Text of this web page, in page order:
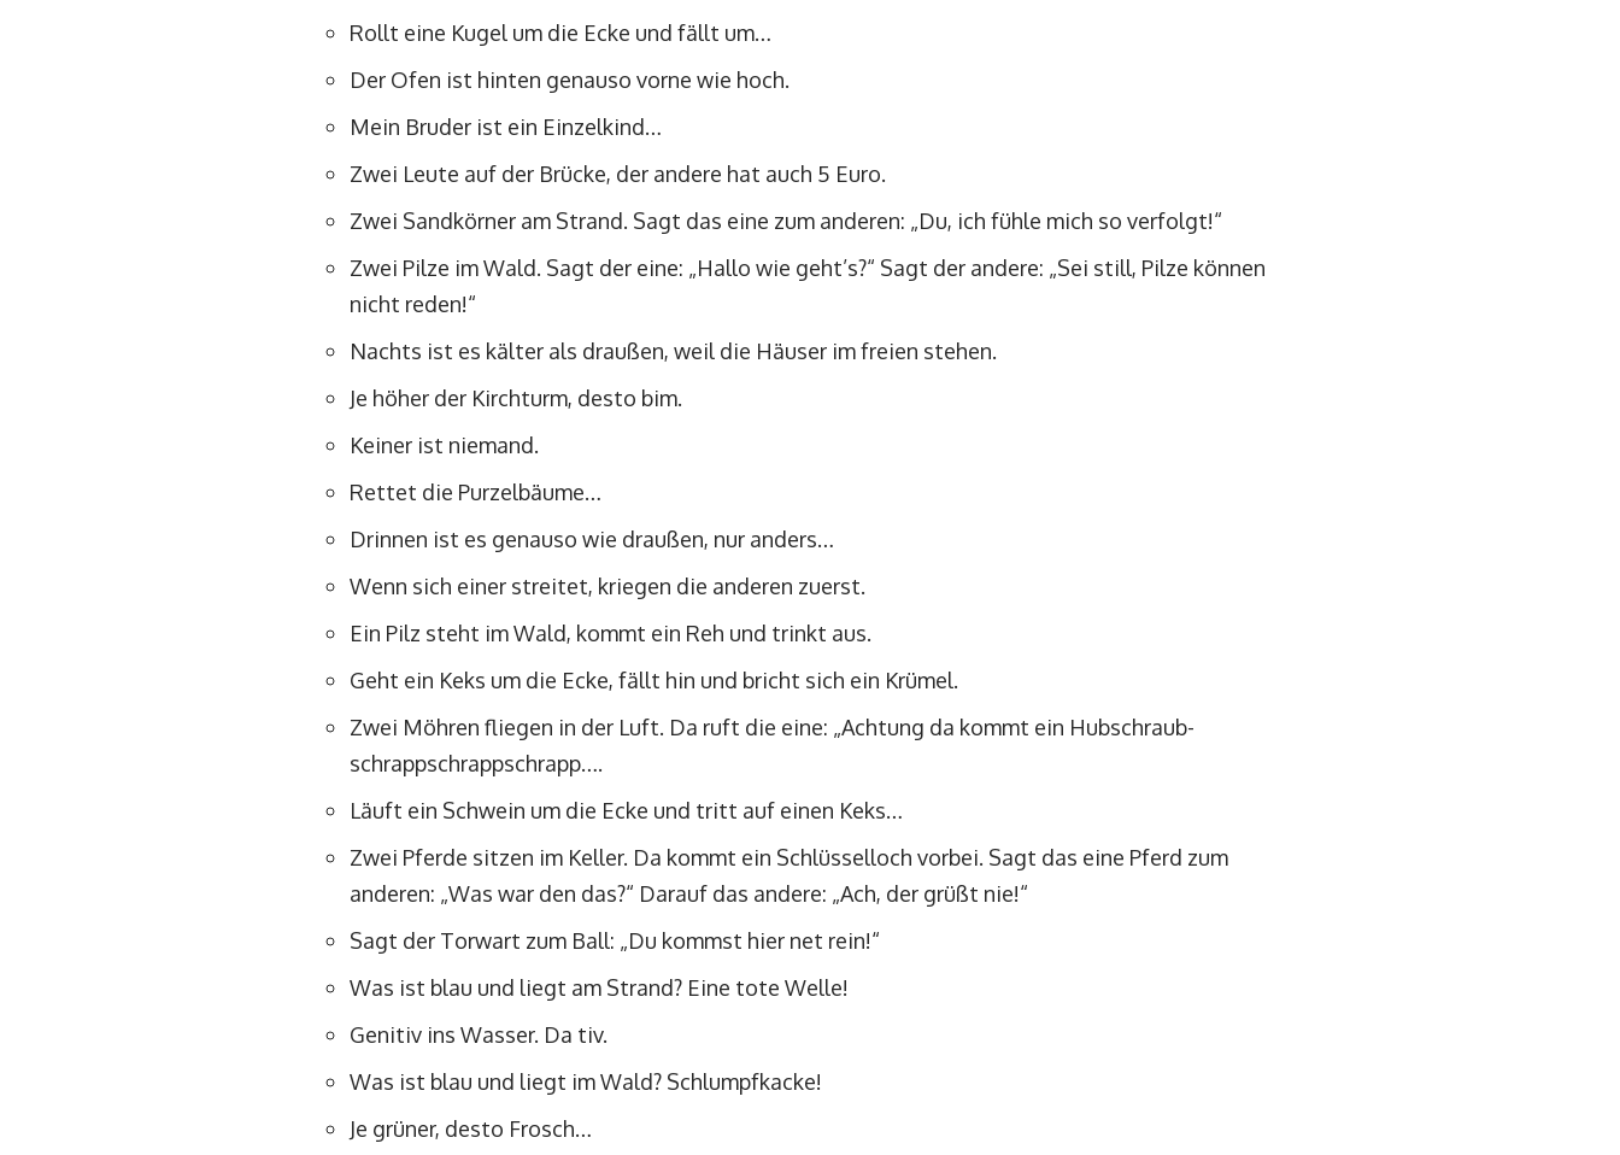
Rollt eine Kugel um die Ecke und fällt um…
Der Ofen ist hinten genauso vorne wie hoch.
Mein Bruder ist ein Einzelkind…
Zwei Leute auf der Brücke, der andere hat auch 5 Euro.
Zwei Sandkörner am Strand. Sagt das eine zum anderen: „Du, ich fühle mich so verfolgt!“
Zwei Pilze im Wald. Sagt der eine: „Hallo wie geht’s?“ Sagt der andere: „Sei still, Pilze können
nicht reden!“
Nachts ist es kälter als draußen, weil die Häuser im freien stehen.
Je höher der Kirchturm, desto bim.
Keiner ist niemand.
Rettet die Purzelbäume…
Drinnen ist es genauso wie draußen, nur anders…
Wenn sich einer streitet, kriegen die anderen zuerst.
Ein Pilz steht im Wald, kommt ein Reh und trinkt aus.
Geht ein Keks um die Ecke, fällt hin und bricht sich ein Krümel.
Zwei Möhren fliegen in der Luft. Da ruft die eine: „Achtung da kommt ein Hubschraub-
schrappschrappschrapp….
Läuft ein Schwein um die Ecke und tritt auf einen Keks…
Zwei Pferde sitzen im Keller. Da kommt ein Schlüsselloch vorbei. Sagt das eine Pferd zum
anderen: „Was war den das?“ Darauf das andere: „Ach, der grüßt nie!“
Sagt der Torwart zum Ball: „Du kommst hier net rein!“
Was ist blau und liegt am Strand? Eine tote Welle!
Genitiv ins Wasser. Da tiv.
Was ist blau und liegt im Wald? Schlumpfkacke!
Je grüner, desto Frosch…